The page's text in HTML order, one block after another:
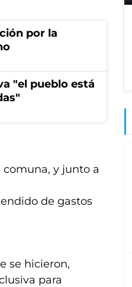
por la
"el pueblo está
y junto a
de gastos
se hicieron,
para